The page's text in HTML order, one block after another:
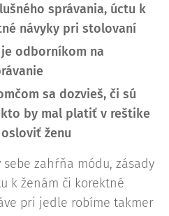
správania, úctu k
návyky pri stolovaní
je odborníkom na
sa dozvieš, či sú
by mal platiť v reštike
ženu
zahŕňa módu, zásady
k ženám či korektné
pri jedle robíme takmer